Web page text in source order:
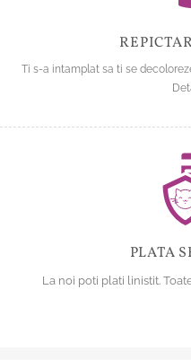
Ti s-a intamplat sa ti se
PLATA
La noi poti plati linistit.